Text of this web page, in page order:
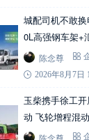
城配司机不敢
0L高强钢车架+
心拉满陈念尊
2026年8月7日
玉柴携手徐工
动 飞轮增程混
陈念尊